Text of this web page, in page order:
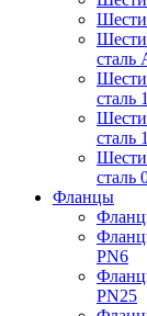
сталь
сталь
сталь
сталь
Фланцы
PN6
PN25